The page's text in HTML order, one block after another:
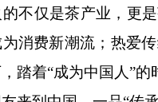
不仅是茶产业，更
消费新潮流；热爱
踏着“成为中国人”